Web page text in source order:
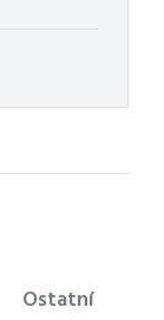
Ostatní